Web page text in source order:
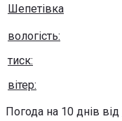
Шепетівка
вологість:
тиск:
вітер:
Погода на 10 днів від